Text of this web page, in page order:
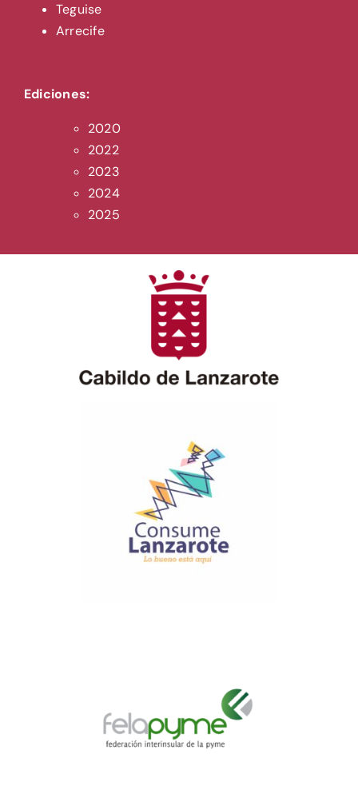
Teguise
Arrecife
Ediciones:
2020
2022
2023
2024
2025